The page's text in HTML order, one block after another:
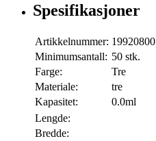
Spesifikasjoner
Artikkelnummer: 19920800
Minimumsantall: 50 stk.
Farge:
Tre
Materiale:
tre
Kapasitet:
0.0ml
Lengde:
Bredde: